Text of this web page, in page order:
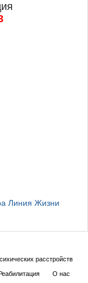
Линия Жизни
расстройств
О нас